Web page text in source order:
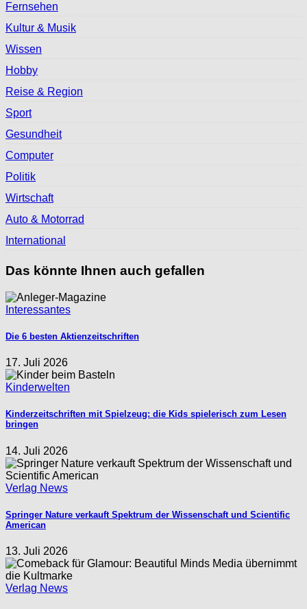
Fernsehen
Kultur & Musik
Wissen
Hobby
Reise & Region
Sport
Gesundheit
Computer
Politik
Wirtschaft
Auto & Motorrad
International
Das könnte Ihnen auch gefallen
Interessantes
Die 6 besten Aktienzeitschriften
17. Juli 2026
Kinderwelten
Kinderzeitschriften mit Spielzeug: die Kids spielerisch zum Lesen
bringen
14. Juli 2026
Verlag News
Springer Nature verkauft Spektrum der Wissenschaft und Scientific
American
13. Juli 2026
Verlag News